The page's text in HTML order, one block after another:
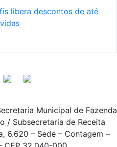
libera descontos de até
Municipal de Fazenda
/ Subsecretaria de Receita
6.620 – Sede – Contagem –